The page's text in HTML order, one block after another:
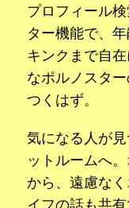
プロフィール
ター機能で、
キンクまで自
なポルノスタ
つくはず。
気になる人が
ットルームへ
から、遠慮な
イフの話も共